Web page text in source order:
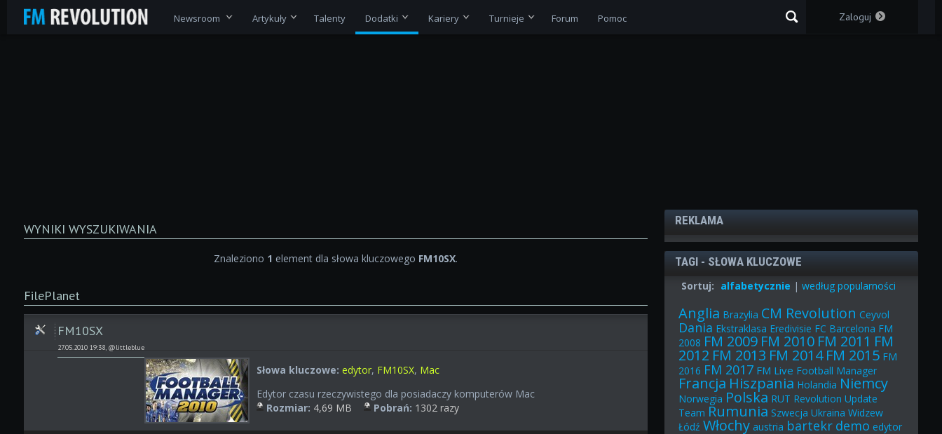
Newsroom Artykuły Talenty Dodatki Kariery Turnieje Forum Pomoc Zaloguj
WYNIKI WYSZUKIWANIA
Znaleziono 1 element dla słowa kluczowego FM10SX.
FilePlanet
FM10SX
27.05.2010 19:38, @littleblue
Słowa kluczowe: edytor, FM10SX, Mac
Edytor czasu rzeczywistego dla posiadaczy komputerów Mac
Rozmiar: 4,69 MB Pobrań: 1302 razy
REKLAMA
TAGI - SŁOWA KLUCZOWE
Sortuj: alfabetycznie |według popularności
Anglia Brazylia CM Revolution Ceyvol
Dania Ekstraklasa Eredivisie FC Barcelona FM
2008 FM 2009 FM 2010 FM 2011 FM
2012 FM 2013 FM 2014 FM 2015 FM
2016 FM 2017 FM Live Football Manager
Francja Hiszpania Holandia Niemcy
Norwegia Polska RUT Revolution Update
Team Rumunia Szwecja Ukraina Widzew
Łódź Włochy austria bartekr demo edytor